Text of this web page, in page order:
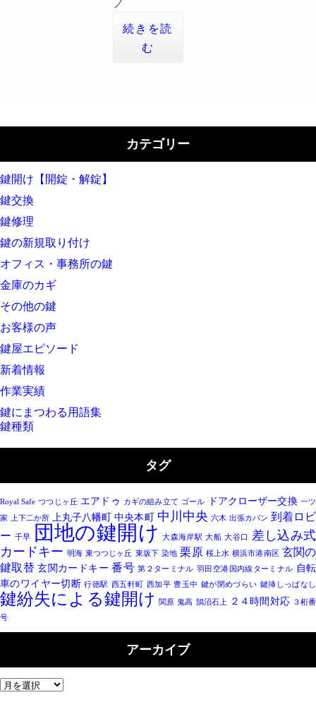
続きを読
む
カテゴリー
鍵開け【開錠・解錠】
鍵交換
鍵修理
鍵の新規取り付け
オフィス・事務所の鍵
金庫のカギ
その他の鍵
お客様の声
鍵屋エピソード
新着情報
作業実績
鍵にまつわる用語集
鍵種類
タグ
Royal Safe つつじヶ丘 エアドゥ カギの組み立て ゴール ドアクローザー交換 一ツ
家 上下二か所 上丸子八幡町 中央本町 中川中央 六木 出張カバン 到着ロビ
ー 千早 団地の鍵開け 大森海岸駅 大船 大谷口
差し込み式
カードキー
明海 東つつじヶ丘 東坂下 染地 栗原 桜上水 横浜市港南区 玄関の
鍵取替 玄関カードキー 番号 第２ターミナル 羽田空港国内線ターミナル
自転
車のワイヤー切断 行徳駅 西五軒町 西加平 豊玉中 鍵が閉めづらい 鍵挿しっぱなし
鍵紛失による鍵開け 関原 鬼高 鵠沼石上 ２４時間対応 ３桁番
号
アーカイブ
ア